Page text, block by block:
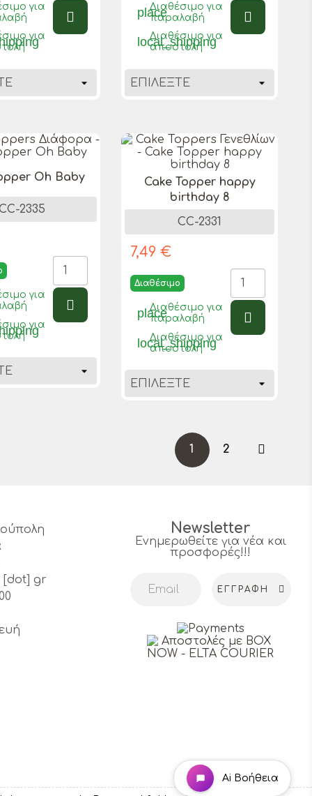
για
για
place
Διαθέσιμο για
παραλαβή
local_shipping
Διαθέσιμο για
αποστολή
Oh Baby
2335
για
για
Cake Topper happy
birthday 8
CC-2331
7,49 €
Διαθέσιμο
place
Διαθέσιμο για
παραλαβή
local_shipping
Διαθέσιμο για
αποστολή
1 2 
[dot] gr
Newsletter
Ενημερωθείτε για νέα και
προσφορές!!!
ΕΓΓΡΑΦΉ
Ai Βοήθεια